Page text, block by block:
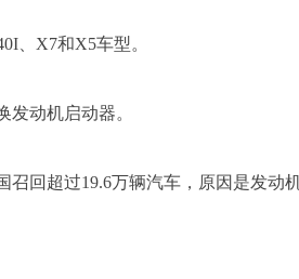
、X7和X5车型。
动机启动器。
回超过19.6万辆汽车，原因是发动